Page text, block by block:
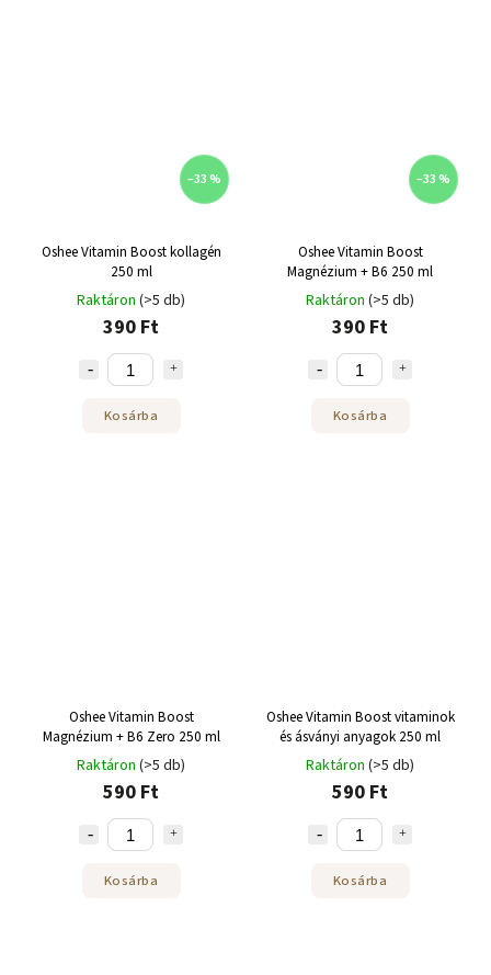
–33 %
Oshee Vitamin Boost kollagén
250 ml
Raktáron (>5 db)
390 Ft
Kosárba
–33 %
Oshee Vitamin Boost
Magnézium + B6 250 ml
Raktáron (>5 db)
390 Ft
Kosárba
Oshee Vitamin Boost
Magnézium + B6 Zero 250 ml
Raktáron (>5 db)
590 Ft
Kosárba
Oshee Vitamin Boost vitaminok
és ásványi anyagok 250 ml
Raktáron (>5 db)
590 Ft
Kosárba